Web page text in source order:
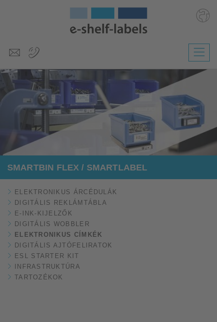
Česky
Slovenščina
Nederlands
SMARTBIN FLEX / SMARTLABEL
ELEKTRONIKUS ÁRCÉDULÁK
DIGITÁLIS REKLÁMTÁBLA
E-INK-KIJELZŐK
DIGITÁLIS WOBBLER
ELEKTRONIKUS CÍMKÉK
DIGITÁLIS AJTÓFELIRATOK
ESL STARTER KIT
INFRASTRUKTÚRA
TARTOZÉKOK